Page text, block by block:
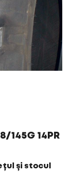
145G 14PR
și stocul